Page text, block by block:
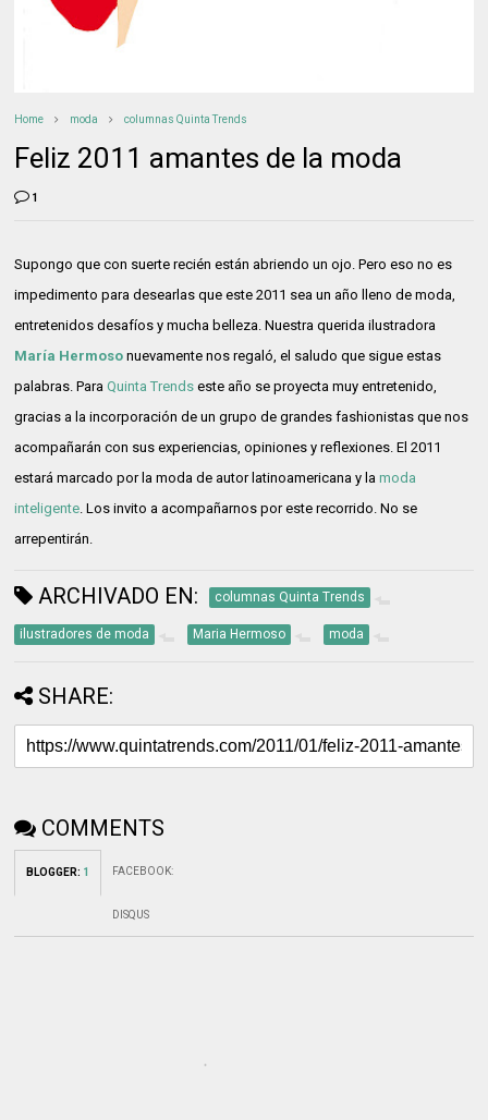
Home moda columnas Quinta Trends
Feliz 2011 amantes de la moda
1
Supongo que con suerte recién están abriendo un ojo. Pero eso no es
impedimento para desearlas que este 2011 sea un año lleno de moda,
entretenidos desafíos y mucha belleza. Nuestra querida ilustradora
María Hermoso nuevamente nos regaló, el saludo que sigue estas
palabras. ParaQuinta Trendseste año se proyecta muy entretenido,
gracias a la incorporación de un grupo de grandes fashionistas que nos
acompañarán con sus experiencias, opiniones y reflexiones. El 2011
estará marcado por la moda de autor latinoamericana y lamoda
inteligente. Los invito a acompañarnos por este recorrido. No se
arrepentirán.
ARCHIVADO EN: columnas Quinta Trends
ilustradores de moda Maria Hermoso moda
SHARE:
COMMENTS
BLOGGER: 1 FACEBOOK:
DISQUS